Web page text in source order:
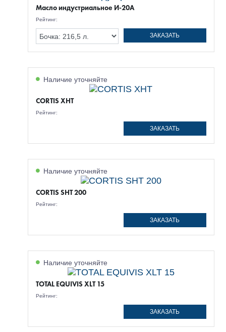
Масло индустриальное И-20А
Рейтинг:
ЗАКАЗАТЬ
Наличие уточняйте
CORTIS XHT
Рейтинг:
ЗАКАЗАТЬ
Наличие уточняйте
CORTIS SHT 200
Рейтинг:
ЗАКАЗАТЬ
Наличие уточняйте
TOTAL EQUIVIS XLT 15
Рейтинг:
ЗАКАЗАТЬ